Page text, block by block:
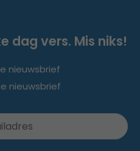
dag vers. Mis niks!
nieuwsbrief
nieuwsbrief